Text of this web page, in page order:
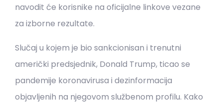
navodit će korisnike na oficijalne linkove vezane
za izborne rezultate.
Slučaj u kojem je bio sankcionisan i trenutni
američki predsjednik, Donald Trump, ticao se
pandemije koronavirusa i dezinformacija
objavljenih na njegovom službenom profilu. Kako